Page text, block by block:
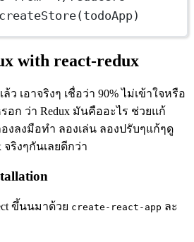
createStore(todoApp)
with react-redux
เอาจริงๆ เชื่อว่า 90% ไม่เข้าใจหรือ
ก ว่า Redux มันคืออะไร ช่วยแก้
งลงมือทำ ลองเล่น ลองปรับๆแก้ๆดู
ริงๆกันเลยดีกว่า
ขึ้นนมาด้วย create-react-app ละ